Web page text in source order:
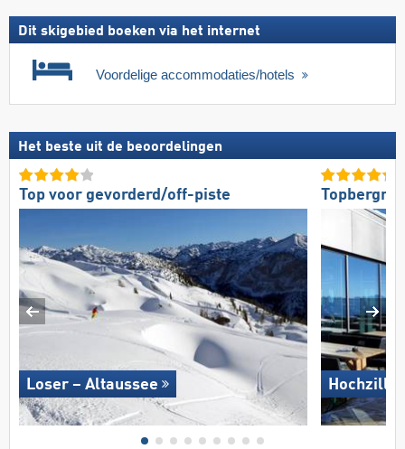
Dit skigebied boeken via het internet
Voordelige accommodaties/hotels
Het beste uit de beoordelingen
Top voor gevorderd/off-piste
Loser – Altaussee